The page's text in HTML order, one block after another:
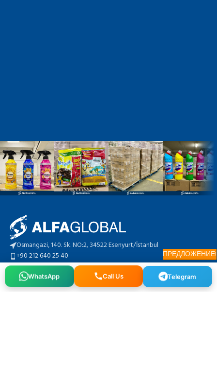
Osmangazi, 140. Sk. NO:2, 34522 Esenyurt/İstanbul
+90 212 640 25 40
info@alfaglb.com
WhatsApp Call Us Telegram
ПРЕДЛОЖЕНИЕ!